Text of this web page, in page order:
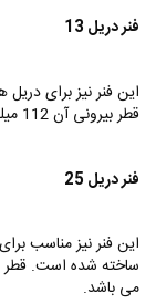
فنر دریل 13
این فنر نیز برای دریل های
قطر بیرونی آن 112 میلی متر می باشد.
فنر دریل 25
این فنر نیز مناسب
می باشد.